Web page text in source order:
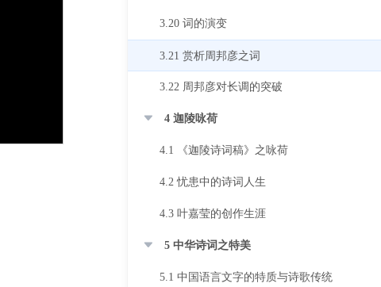
3.20 词的演变
3.21 赏析周邦彦之词
3.22 周邦彦对长调的突破
4 迦陵咏荷
4.1 《迦陵诗词稿》之咏荷
4.2 忧患中的诗词人生
4.3 叶嘉莹的创作生涯
5 中华诗词之特美
5.1 中国语言文字的特质与诗歌传统